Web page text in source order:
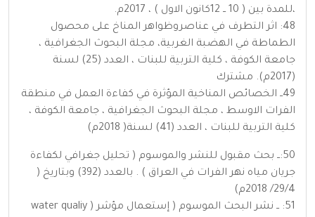
،للمدة بين ( 10 ــ 12كانون الاول ) ، 2017م.
48: اثر التطرف في عناصروظواهر المناخ على محصول
الطماطة في الهضبة الغربية، مجلة البحوث الجغرافية ،
جامعة الكوفة ، كلية التربية للبنات ، العدد (25) لسنة
(2017م). مشترك
49ــ الخصائص المناخية المؤثرة في كفاءة العمل في منطقة
الفرات الاوسط ، مجلة البحوث الجغرافية ، جامعة الكوفة ،
كلية التربية للبنات ، العدد (41) لسنة( 2018م)
50:ــ بحث مقبول للنشر والموسوم ( تحليل جغرافي لكفاءة
جريان مياه نهر الفرات في العراق ) . بالعدد (392) وبتاريخ (
29/4/ 2018م)
51: ــ نشر البحث الموسوم ( إستعمال مؤشر ( water qualiy